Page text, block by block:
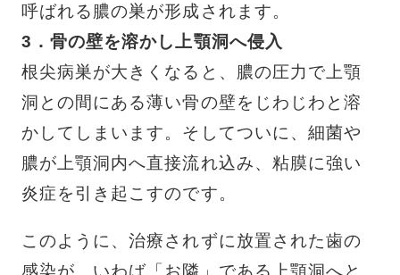
呼ばれる膿の巣が形成されます。
3．骨の壁を溶かし上顎洞へ侵入
根尖病巣が大きくなると、膿の圧力で上顎
洞との間にある薄い骨の壁をじわじわと溶
かしてしまいます。そしてついに、細菌や
膿が上顎洞内へ直接流れ込み、粘膜に強い
炎症を引き起こすのです。
このように、治療されずに放置された歯の
感染が、いわば「お隣」である上顎洞へと